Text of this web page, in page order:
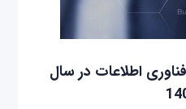
فناوری اطلاعات در سال